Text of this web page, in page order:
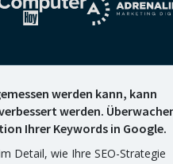
werden kann, kann
werden. Überwachen
Keywords in Google.
wie Ihre SEO-Strategie